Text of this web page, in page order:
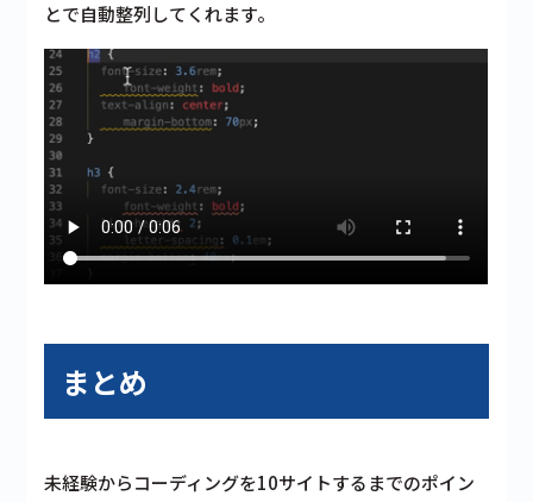
とで自動整列してくれます。
まとめ
未経験からコーディングを10サイトするまでのポイン